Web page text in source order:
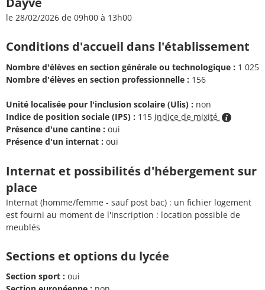
le 28/02/2026 de 09h00 à 13h00
Conditions d'accueil dans l'établissement
Nombre d'élèves en section générale ou technologique : 1 025
Nombre d'élèves en section professionnelle : 156
Unité localisée pour l'inclusion scolaire (Ulis) : non
Indice de position sociale (IPS) : 115 indice de mixité
Présence d'une cantine : oui
Présence d'un internat : oui
Internat et possibilités d'hébergement sur
place
Internat (homme/femme - sauf post bac) : un fichier logement
est fourni au moment de l'inscription : location possible de
meublés
Sections et options du lycée
Section sport : oui